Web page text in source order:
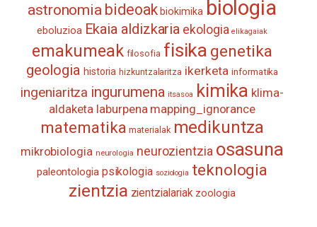
astronomia bideoak biokimika biologia
eboluzioa Ekaia aldizkaria ekologia elikagaiak
emakumeak filosofia fisika genetika
geologia historia hizkuntzalaritza ikerketa informatika
ingeniaritza ingurumena itsasoa kimika klima-
aldaketa laburpena mapping_ignorance
matematika materialak medikuntza
mikrobiologia neurologia neurozientzia osasuna
paleontologia psikologia soziologia teknologia
zientzia zientzialariak zoologia